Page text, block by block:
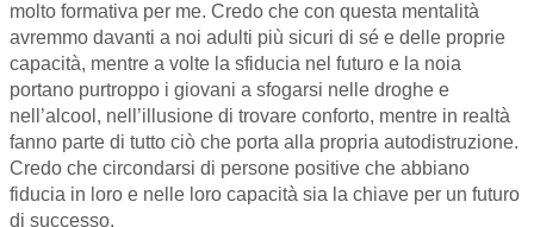
molto formativa per me. Credo che con questa mentalità
avremmo davanti a noi adulti più sicuri di sé e delle proprie
capacità, mentre a volte la sfiducia nel futuro e la noia
portano purtroppo i giovani a sfogarsi nelle droghe e
nell’alcool, nell’illusione di trovare conforto, mentre in realtà
fanno parte di tutto ciò che porta alla propria autodistruzione.
Credo che circondarsi di persone positive che abbiano
fiducia in loro e nelle loro capacità sia la chiave per un futuro
di successo.